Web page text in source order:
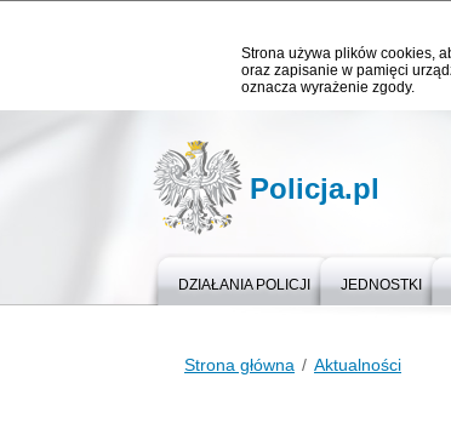
Strona używa plików cookies,
oraz zapisanie w pamięci
oznacza wyrażenie zgody.
Policja.pl
DZIAŁANIA POLICJI JEDNOSTKI
Strona główna Aktualności